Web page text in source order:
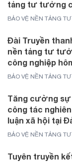
tảng tư tưởng
BẢO VỆ NỀN TẢNG
Đài Truyền
nền tảng tư
công nghiệp
BẢO VỆ NỀN TẢNG
Tăng cường sự
công tác
luận xã hội tại
BẢO VỆ NỀN TẢNG
Tuyên truyền